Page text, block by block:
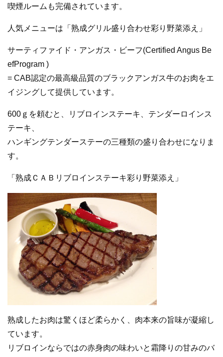
喫煙ルームも完備されています。
人気メニューは「熟成グリル盛り合わせ彩り野菜添え」
サーティファイド・アンガス・ビーフ(Certified Angus Be
efProgram )
= CAB認定の最高級品質のブラックアンガス牛のお肉をエ
イジングして提供しています。
600ｇを頼むと、リブロインステーキ、テンダーロインス
テーキ、
ハンギングテンダーステーの三種類の盛り合わせになりま
す。
「熟成ＣＡＢリブロインステーキ彩り野菜添え」
熟成したお肉は驚くほど柔らかく、肉本来の旨味が凝縮し
ています。
リブロインならではの赤身肉の味わいと霜降りの甘みのバ